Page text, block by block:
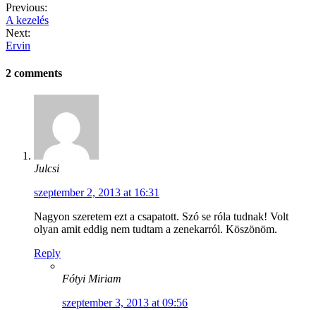
Previous:
A kezelés
Next:
Ervin
2 comments
Julcsi
szeptember 2, 2013 at 16:31
Nagyon szeretem ezt a csapatott. Szó se róla tudnak! Volt
olyan amit eddig nem tudtam a zenekarról. Köszönöm.
Reply
Fótyi Miriam
szeptember 3, 2013 at 09:56